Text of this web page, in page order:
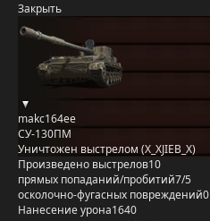
Закрыть
makc164ee
СУ-130ПМ
Уничтожен выстрелом (X_XJIEB_X)
Произведено выстрелов10
прямых попаданий/пробитий7/5
осколочно-фугасных повреждений0
Нанесение урона1640